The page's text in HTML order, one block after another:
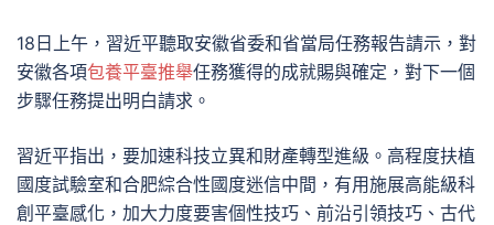
18日上午，習近平聽取安徽省委和省當局任務報告請示，對
安徽各項包養平臺推舉任務獲得的成就賜與確定，對下一個
步驟任務提出明白請求。
習近平指出，要加速科技立異和財產轉型進級。高程度扶植
國度試驗室和合肥綜合性國度迷信中間，有用施展高能級科
創平臺感化，加大力度要害個性技巧、前沿引領技巧、古代